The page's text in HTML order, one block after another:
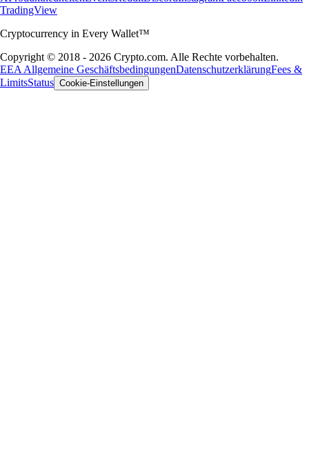
TradingView
Cryptocurrency in Every Wallet™
Copyright © 2018 - 2026 Crypto.com. Alle Rechte vorbehalten.
EEA Allgemeine GeschäftsbedingungenDatenschutzerklärungFees &
LimitsStatus Cookie-Einstellungen